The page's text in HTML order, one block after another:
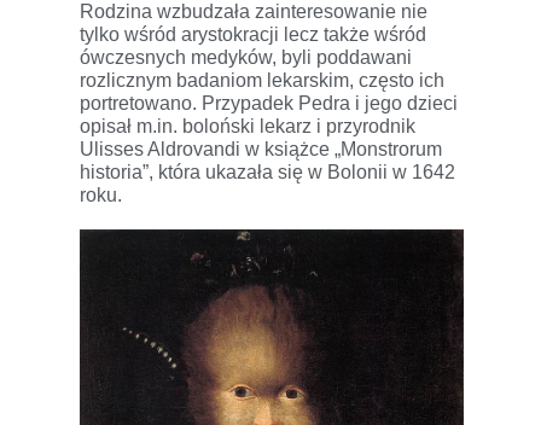
Rodzina wzbudzała zainteresowanie nie
tylko wśród arystokracji lecz także wśród
ówczesnych medyków, byli poddawani
rozlicznym badaniom lekarskim, często ich
portretowano. Przypadek Pedra i jego dzieci
opisał m.in. boloński lekarz i przyrodnik
Ulisses Aldrovandi w książce „Monstrorum
historia”, która ukazała się w Bolonii w 1642
roku.